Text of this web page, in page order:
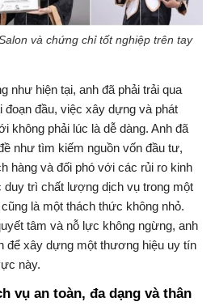
và chứng chỉ tốt nghiệp trên tay
như hiện tại, anh đã phải trải qua
đoạn đầu, việc xây dựng và phát
không phải lúc là dễ dàng. Anh đã
như tìm kiếm nguồn vốn đầu tư,
hàng và đối phó với các rủi ro kinh
duy trì chất lượng dịch vụ trong một
là một thách thức không nhỏ.
tâm và nỗ lực không ngừng, anh
để xây dựng một thương hiệu uy tín
này.
vụ an toàn, đa dạng và thân